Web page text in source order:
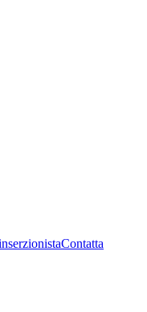
Contatta